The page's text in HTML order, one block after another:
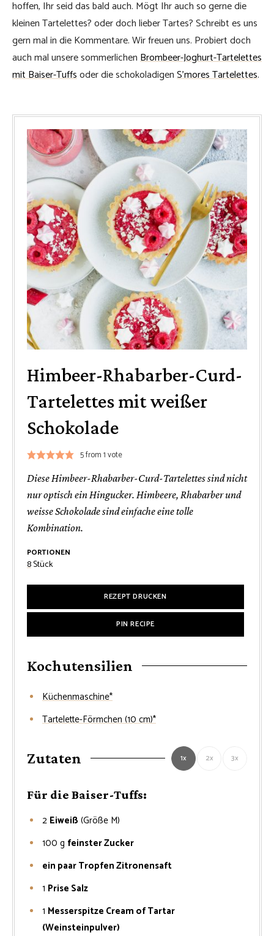
hoffen, Ihr seid das bald auch. Mögt Ihr auch so gerne die
kleinen Tartelettes? oder doch lieber Tartes? Schreibt es uns
gern mal in die Kommentare. Wir freuen uns. Probiert doch
auch mal unsere sommerlichenBrombeer-Joghurt-Tartelettes
mit Baiser-Tuffsoder die schokoladigenS’mores Tartelettes.
Himbeer-Rhabarber-Curd-
Tartelettes mit weißer
Schokolade
5from 1 vote
Diese Himbeer-Rhabarber-Curd-Tartelettes sind nicht
nur optisch ein Hingucker. Himbeere, Rhabarber und
weisse Schokolade sind einfache eine tolle
Kombination.
PORTIONEN
8Stück
REZEPT DRUCKEN
PIN RECIPE
Kochutensilien
Küchenmaschine*
Tartelette-Förmchen (10 cm)*
Zutaten 1x 2x 3x
Für die Baiser-Tuffs:
2 Eiweiß (Größe M)
100 g feinster Zucker
ein paar Tropfen Zitronensaft
1 Prise Salz
1 Messerspitze Cream of Tartar
(Weinsteinpulver)